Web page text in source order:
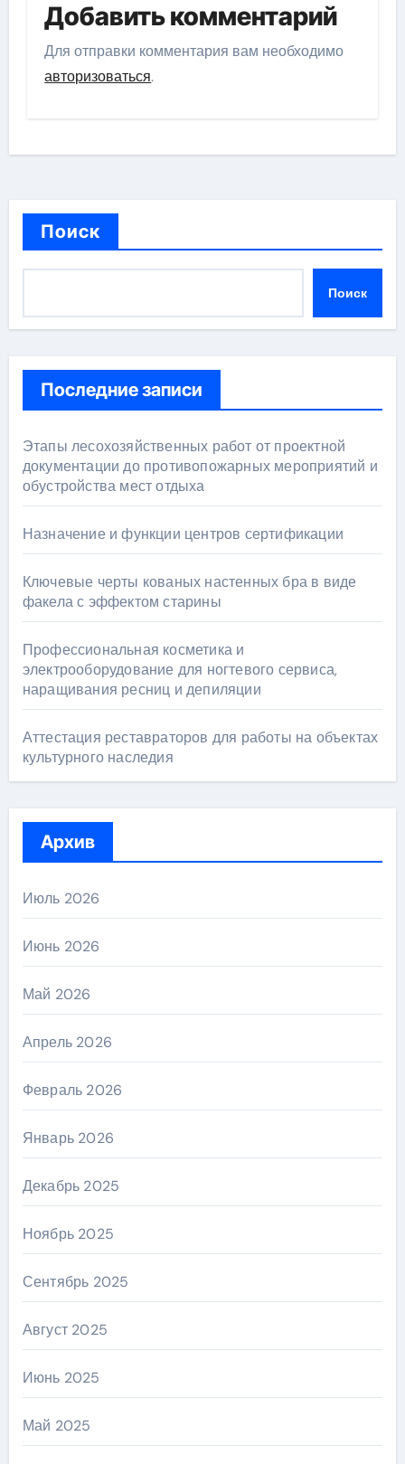
Добавить комментарий
Для отправки комментария вам необходимо
авторизоваться.
Поиск
Поиск
Последние записи
Этапы лесохозяйственных работ от проектной
документации до противопожарных мероприятий и
обустройства мест отдыха
Назначение и функции центров сертификации
Ключевые черты кованых настенных бра в виде
факела с эффектом старины
Профессиональная косметика и
электрооборудование для ногтевого сервиса,
наращивания ресниц и депиляции
Аттестация реставраторов для работы на объектах
культурного наследия
Архив
Июль 2026
Июнь 2026
Май 2026
Апрель 2026
Февраль 2026
Январь 2026
Декабрь 2025
Ноябрь 2025
Сентябрь 2025
Август 2025
Июнь 2025
Май 2025